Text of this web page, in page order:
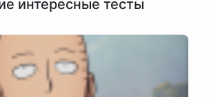
интересные тесты